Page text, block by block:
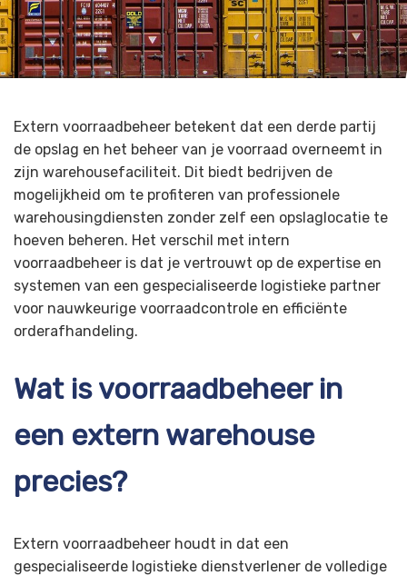
Extern voorraadbeheer betekent dat een derde partij
de opslag en het beheer van je voorraad overneemt in
zijn warehousefaciliteit. Dit biedt bedrijven de
mogelijkheid om te profiteren van professionele
warehousingdiensten zonder zelf een opslaglocatie te
hoeven beheren. Het verschil met intern
voorraadbeheer is dat je vertrouwt op de expertise en
systemen van een gespecialiseerde logistieke partner
voor nauwkeurige voorraadcontrole en efficiënte
orderafhandeling.
Wat is voorraadbeheer in
een extern warehouse
precies?
Extern voorraadbeheer houdt in dat een
gespecialiseerde logistieke dienstverlener de volledige